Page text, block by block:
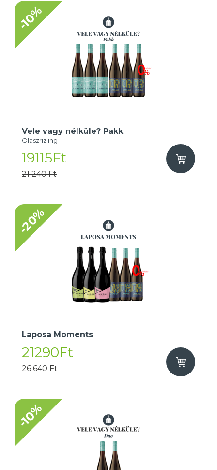
-10%
Vele vagy nélküle? Pakk
Olaszrizling
19115Ft
21 240 Ft
-20%
Laposa Moments
21290Ft
26 640 Ft
-10%